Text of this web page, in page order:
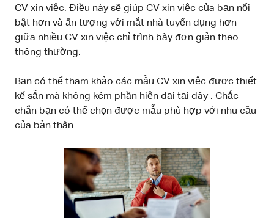
CV xin việc. Điều này sẽ giúp CV xin việc của bạn nổi
bật hơn và ấn tượng với mắt nhà tuyển dụng hơn
giữa nhiều CV xin việc chỉ trình bày đơn giản theo
thông thường.
Bạn có thể tham khảo các mẫu CV xin việc được thiết
kế sẵn mà không kém phần hiện đại tại đây . Chắc
chắn bạn có thể chọn được mẫu phù hợp với nhu cầu
của bản thân.